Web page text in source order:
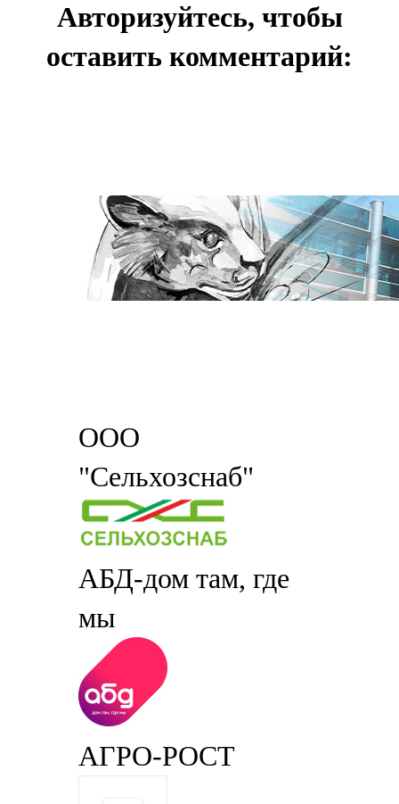
Авторизуйтесь, чтобы
оставить комментарий:
ООО
"Сельхозснаб"
АБД-дом там, где
мы
АГРО-РОСТ